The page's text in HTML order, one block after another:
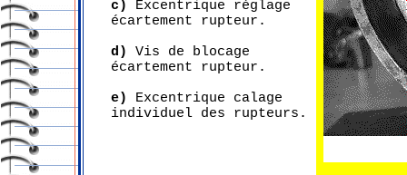
c)
Excentrique réglage
écartement rupteur.
d)
Vis de blocage
écartement rupteur.
e)
Excentrique calage
individuel des rupteurs.